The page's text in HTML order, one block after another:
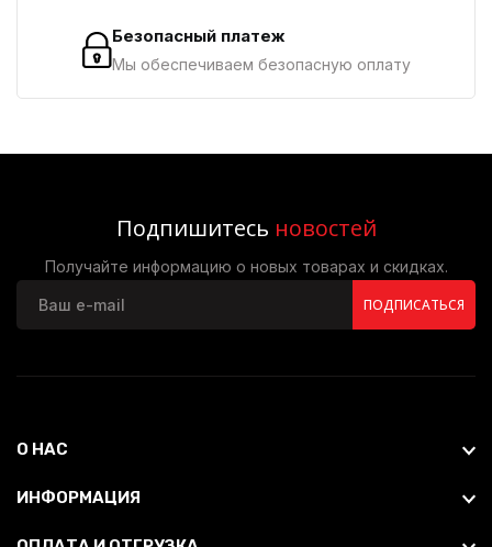
Безопасный платеж
Мы обеспечиваем безопасную оплату
Подпишитесь новостей
Получайте информацию о новых товарах и скидках.
ПОДПИСАТЬСЯ
О НАС
ИНФОРМАЦИЯ